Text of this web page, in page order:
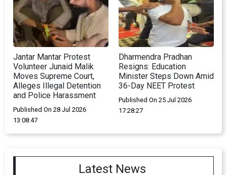
Jantar Mantar Protest
Volunteer Junaid Malik
Moves Supreme Court,
Alleges Illegal Detention
and Police Harassment
Published On 28 Jul 2026
13:08:47
Dharmendra Pradhan
Resigns: Education
Minister Steps Down Amid
36-Day NEET Protest
Published On 25 Jul 2026
17:28:27
Latest News